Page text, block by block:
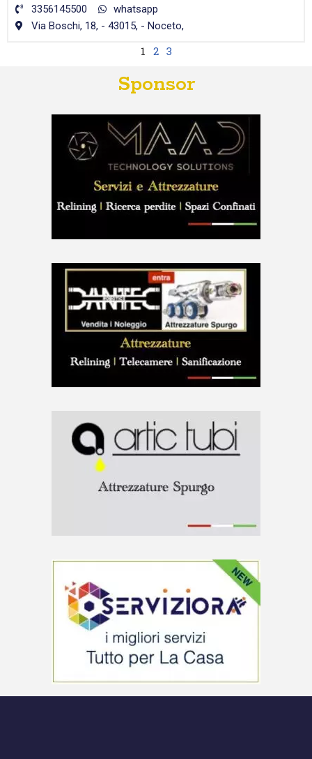
3356145500
whatsapp
Via Boschi, 18, - 43015, - Noceto,
1 2 3
Sponsor